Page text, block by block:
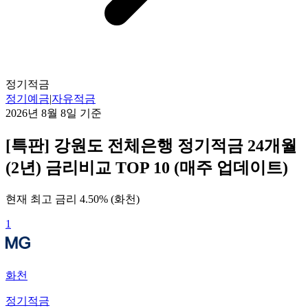
정기적금
정기예금|자유적금
2026년 8월 8일 기준
[특판] 강원도 전체은행 정기적금 24개월
(2년) 금리비교 TOP 10 (매주 업데이트)
현재 최고 금리 4.50% (화천)
1
화천
정기적금